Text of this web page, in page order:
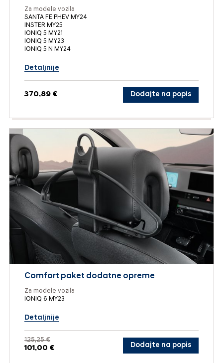
Za modele vozila
SANTA FE PHEV MY24
INSTER MY25
IONIQ 5 MY21
IONIQ 5 MY23
IONIQ 5 N MY24
Detaljnije
370,89 € Dodajte na popis
Comfort paket dodatne opreme
Za modele vozila
IONIQ 6 MY23
Detaljnije
125,25 €
101,00 € Dodajte na popis